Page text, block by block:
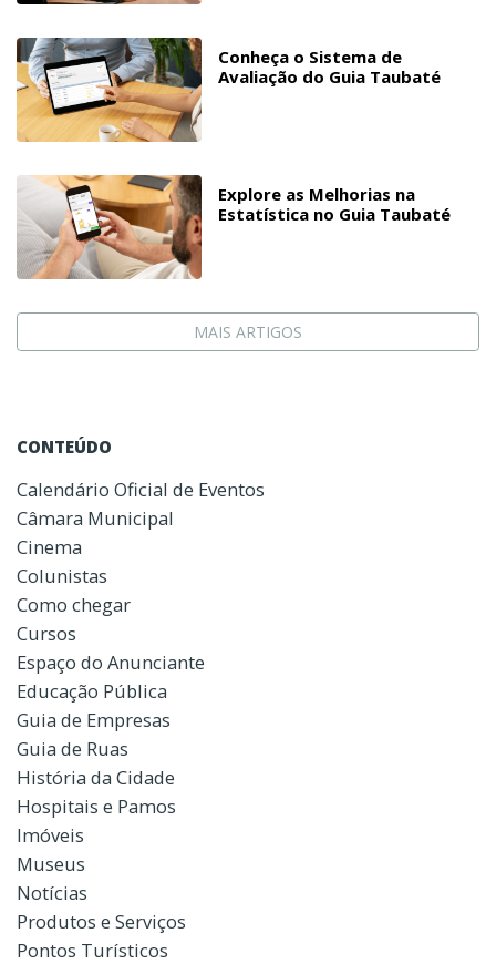
Conheça o Sistema de
Avaliação do Guia Taubaté
Explore as Melhorias na
Estatística no Guia Taubaté
MAIS ARTIGOS
CONTEÚDO
Calendário Oficial de Eventos
Câmara Municipal
Cinema
Colunistas
Como chegar
Cursos
Espaço do Anunciante
Educação Pública
Guia de Empresas
Guia de Ruas
História da Cidade
Hospitais e Pamos
Imóveis
Museus
Notícias
Produtos e Serviços
Pontos Turísticos